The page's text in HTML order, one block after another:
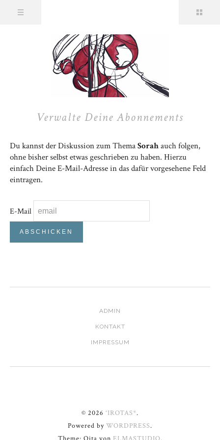
Verwalte Deine Abonnements
Du kannst der Diskussion zum ThemaSorahauch folgen,
ohne bisher selbst etwas geschrieben zu haben. Hierzu
einfach Deine E-Mail-Adresse in das dafür vorgesehene Feld
eintragen.
E-Mail
ADMIN
KONTAKT
IMPRESSUM
© 2026 °IROTAS*.
Powered by WORDPRESS.